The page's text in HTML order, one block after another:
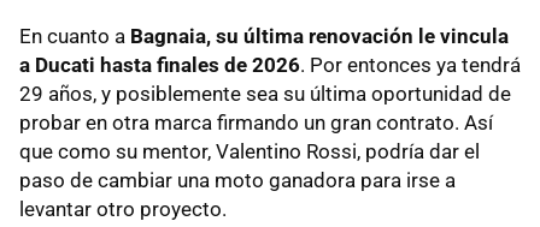
En cuanto a Bagnaia, su última renovación le vincula
a Ducati hasta finales de 2026. Por entonces ya tendrá
29 años, y posiblemente sea su última oportunidad de
probar en otra marca firmando un gran contrato. Así
que como su mentor, Valentino Rossi, podría dar el
paso de cambiar una moto ganadora para irse a
levantar otro proyecto.